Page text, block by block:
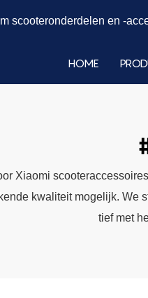
scooteronderdelen en -
HOME
Xiaomi
kwaliteit mogelijk. We
tief met